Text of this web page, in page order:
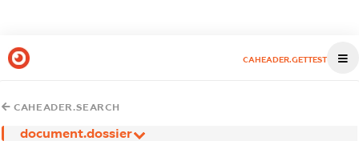
CAHEADER.GETTEST
CAHEADER.SEARCH
document.dossier